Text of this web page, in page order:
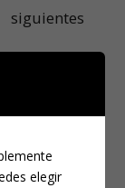
leinutilice,
o daños
elegir